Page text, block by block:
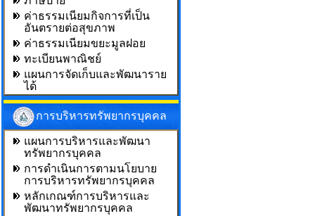
ค่าธรรมเนียมกิจการที่เป็น
อันตรายต่อสุขภาพ
ค่าธรรมเนียมขยะมูลฝอย
ทะเบียนพาณิชย์
แผนการจัดเก็บและพัฒนาราย
ได้
การบริหารทรัพยากรบุคคล
แผนการบริหารและพัฒนา
ทรัพยากรบุคคล
การดำเนินการตามนโยบาย
การบริหารทรัพยากรบุคคล
หลักเกณฑ์การบริหารและ
พัฒนาทรัพยากรบุคคล